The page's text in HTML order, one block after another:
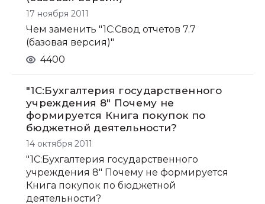
17 ноября 2011
Чем заменить "1С:Свод отчетов 7.7
(базовая версия)"
4400
"1С:Бухгалтерия государственного
учреждения 8" Почему не
формируется Книга покупок по
бюджетной деятельности?
14 октября 2011
"1С:Бухгалтерия государственного
учреждения 8" Почему не формируется
Книга покупок по бюджетной
деятельности?